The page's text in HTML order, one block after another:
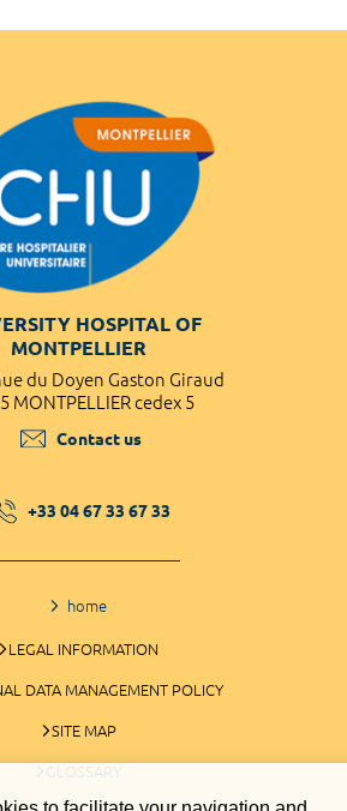
HOSPITAL OF
MONTPELLIER
du Doyen Gaston Giraud
MONTPELLIER cedex 5
Contact us
+33 04 67 33 67 33
home
LEGAL INFORMATION
DATA MANAGEMENT POLICY
SITE MAP
GLOSSARY